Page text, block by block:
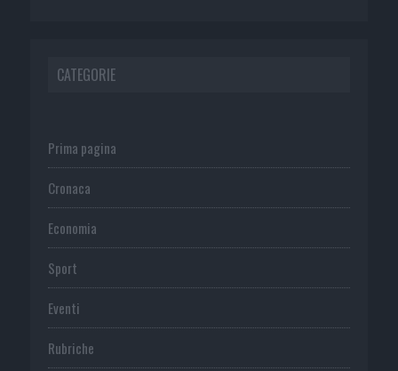
CATEGORIE
Prima pagina
Cronaca
Economia
Sport
Eventi
Rubriche